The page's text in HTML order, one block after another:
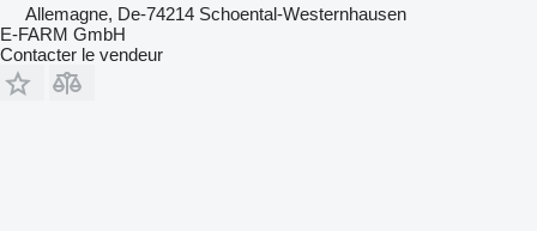
Allemagne, De-74214 Schoental-Westernhausen
E-FARM GmbH
Contacter le vendeur